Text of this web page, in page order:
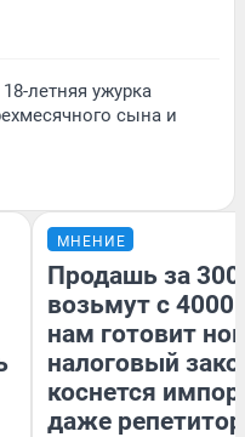
летняя ужурка
сына и
МНЕНИЕ
Продашь за
возьмут с
нам готовит
налоговый
коснется
даже